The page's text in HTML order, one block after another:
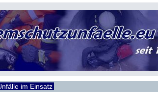
im Einsatz